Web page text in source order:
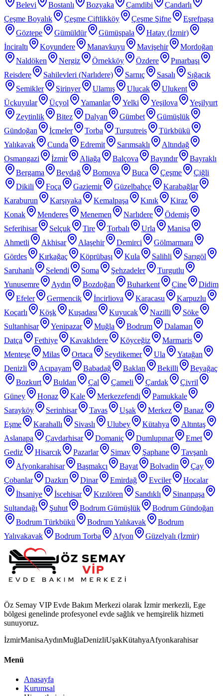
Belevi
Bostanlı Bozyaka Çamdibi
Çandarlı
Çeşme Boyalık
Çeşme Çiftlikköy Çeşme Şifne
Eşrefpaşa
Göztepe
Gümüldür Gümüşpala
Hatay (İzmir)
İnciraltı
Koyundere Manavkuyu Mavişehir
Mordoğan
Naldöken
Nergiz Örnekköy Özdere
Pınarbaşı
Reisdere
Sahilevleri (Narlıdere) Sarnıç Sasalı
Sığacık
Semikler
Şirinyer Ulamış Ulucak
Ulukent
Üçkuyular
Üçyol Yamanlar Yelki Yeşilova
Yeşilyurt
Zeytinlik
Bitez Dalyan Gümbet
Gümüşlük
Gündoğan
İçmeler Torba Turgutreis
Türkbükü
Yalıkavak
Cunda Edremit Sarımsaklı
Altındağ
Osmangazi
İzmir Aliağa Balçova Bayındır
Bayraklı
Bergama
Beydağ Bornova Buca Çeşme
Çiğli
Dikili
Foça Gaziemir Güzelbahçe
Karabağlar
Karaburun
Karşıyaka Kemalpaşa Kınık
Kiraz
Konak
Menderes Menemen Narlıdere
Ödemiş
Seferihisar
Selçuk Tire Torbalı Urla
Manisa
Ahmetli
Akhisar Alaşehir Demirci
Gölmarmara
Gördes
Kırkağaç Köprübaşı Kula Salihli
Sarıgöl
Saruhanlı
Selendi Soma Şehzadeler
Turgutlu
Yunusemre
Aydın Bozdoğan Buharkent Çine
Didim
Efeler
Germencik İncirliova Karacasu
Karpuzlu
Koçarlı
Köşk Kuşadası Kuyucak Nazilli
Söke
Sultanhisar
Yenipazar Muğla Bodrum
Dalaman
Datça
Fethiye Kavaklıdere Köyceğiz
Marmaris
Menteşe
Milas Ortaca Seydikemer Ula
Yatağan
Denizli
Acıpayam Babadağ Baklan Bekilli
Beyağaç
Bozkurt
Buldan Çal Çameli Çardak
Çivril
Güney
Honaz Kale Merkezefendi
Pamukkale
Sarayköy
Serinhisar Tavas Uşak Merkez
Banaz
Eşme
Karahallı Sivaslı Ulubey Kütahya
Altıntaş
Aslanapa
Çavdarhisar Domaniç Dumlupınar
Emet
Gediz
Hisarcık Pazarlar Simav Şaphane
Tavşanlı
Afyonkarahisar
Başmakçı Bayat Bolvadin
Çay
Çobanlar
Dazkırı Dinar Emirdağ Evciler
Hocalar
İhsaniye
İscehisar Kızılören Sandıklı
Sinanpaşa
Sultandağı
Şuhut Bodrum Gümüşlük
Bodrum Gündoğan
Bodrum Türkbükü
Bodrum Yalıkavak
Bodrum
Yalıvakavak
Bodrum Torba Afyon Güzelyalı (İzmir)
Öz Semay VIP Evde Bakım Merkezi olarak İzmir merkezli, Ege
bölgesi genelinde profesyonel evde sağlık ve hemşirelik hizmeti
sunuyoruz.
İzmirManisaAydınMuğlaDenizliUşakKütahyaAfyonkarahisar
Menü
Anasayfa
Kurumsal